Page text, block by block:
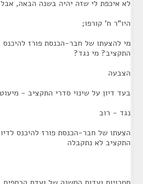
לא איכפת לי שזה יהיה בשנה הבאה,
היו"ר ח' קורפו;
מי להצעתו של חבר-הכנסת פורז להיכנס
התקציב? מי נגד?
הצבעה
בעד דיון על שינוי סדרי התקציב - מיעוט
נגד - רוב
הצעתו של חבר-הכנסת פורז להיכנס
התקציב לא נתקבלה